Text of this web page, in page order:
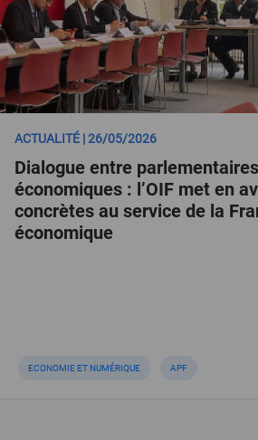
ACTUALITÉ | 26/05/2026
Dialogue entre
économiques : l’OIF met en
concrètes au service de la
économique
ECONOMIE ET NUMÉRIQUE APF